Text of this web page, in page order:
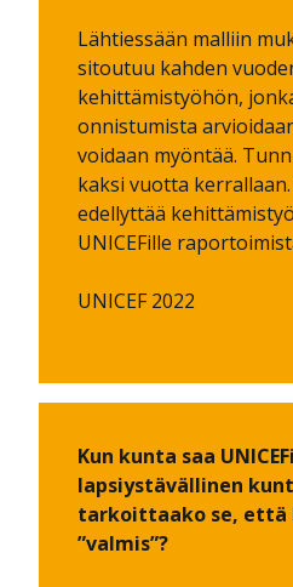
Lähtiessään malliin
sitoutuu kahden
kehittämistyöhön,
onnistumista
voidaan myöntää.
kaksi vuotta
edellyttää
UNICEFille
UNICEF 2022
Kun kunta saa
lapsiystävällinen
tarkoittaako se, että
”valmis”?